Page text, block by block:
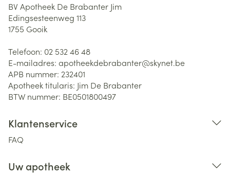
BV Apotheek De Brabanter Jim
Edingsesteenweg 113
1755 Gooik
Telefoon: 02 532 46 48
E-mailadres: apotheekdebrabanter@skynet.be
APB nummer: 232401
Apotheek titularis: Jim De Brabanter
BTW nummer: BE0501800497
Klantenservice
FAQ
Uw apotheek